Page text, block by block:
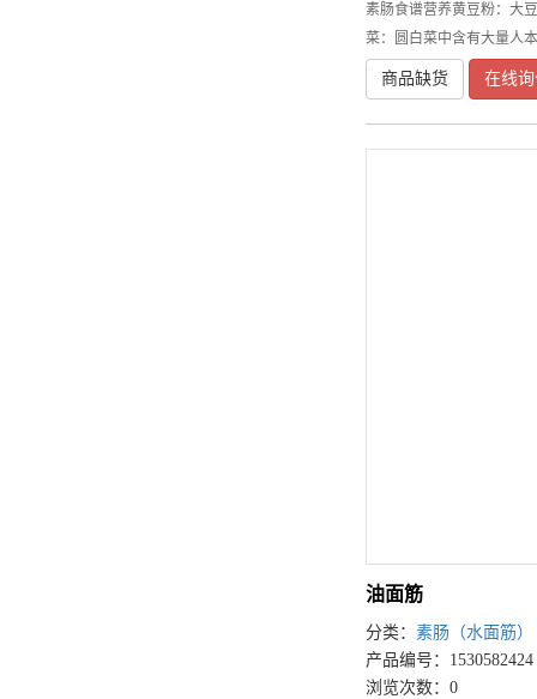
素肠食谱营养黄豆粉：大
菜：圆白菜中含有大量人
商品缺货 在线
油面筋
分类： 素肠（水面筋）
产品编号：1530582424
浏览次数：0